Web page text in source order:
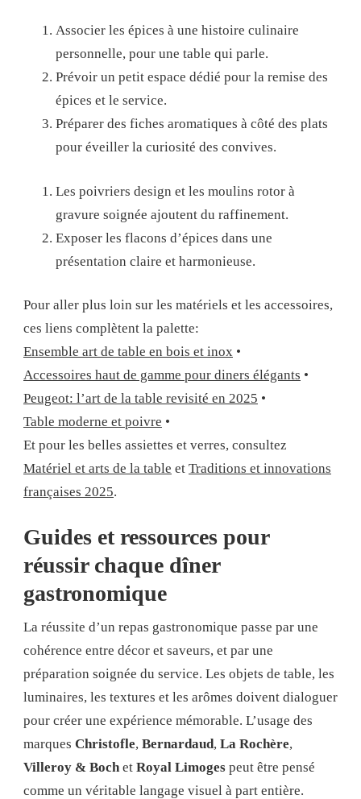
Associer les épices à une histoire culinaire
personnelle, pour une table qui parle.
Prévoir un petit espace dédié pour la remise des
épices et le service.
Préparer des fiches aromatiques à côté des plats
pour éveiller la curiosité des convives.
Les poivriers design et les moulins rotor à
gravure soignée ajoutent du raffinement.
Exposer les flacons d’épices dans une
présentation claire et harmonieuse.
Pour aller plus loin sur les matériels et les accessoires,
ces liens complètent la palette:
Ensemble art de table en bois et inox •
Accessoires haut de gamme pour diners élégants •
Peugeot: l’art de la table revisité en 2025 •
Table moderne et poivre •
Et pour les belles assiettes et verres, consultez
Matériel et arts de la table et Traditions et innovations
françaises 2025.
Guides et ressources pour
réussir chaque dîner
gastronomique
La réussite d’un repas gastronomique passe par une
cohérence entre décor et saveurs, et par une
préparation soignée du service. Les objets de table, les
luminaires, les textures et les arômes doivent dialoguer
pour créer une expérience mémorable. L’usage des
marques Christofle, Bernardaud, La Rochère,
Villeroy & Bochet Royal Limoges peut être pensé
comme un véritable langage visuel à part entière.